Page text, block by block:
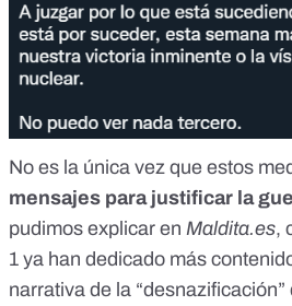
No es la única vez que estos
mensajes para justificar la
pudimos explicar en Maldita.es,
1 ya han dedicado más
narrativa de la